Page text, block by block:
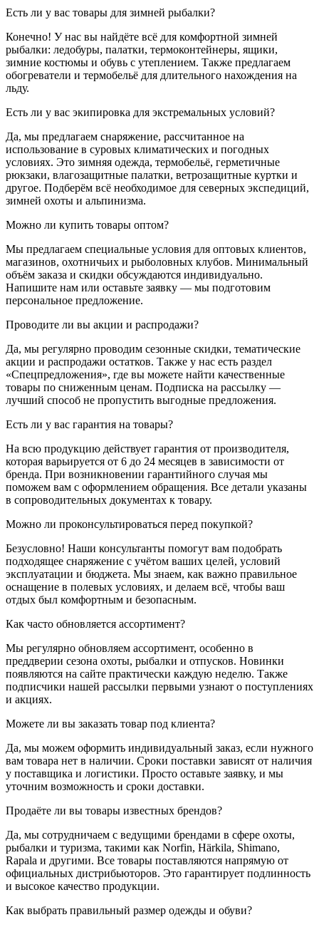
Есть ли у вас товары для зимней рыбалки?
Конечно! У нас вы найдёте всё для комфортной зимней
рыбалки: ледобуры, палатки, термоконтейнеры, ящики,
зимние костюмы и обувь с утеплением. Также предлагаем
обогреватели и термобельё для длительного нахождения на
льду.
Есть ли у вас экипировка для экстремальных условий?
Да, мы предлагаем снаряжение, рассчитанное на
использование в суровых климатических и погодных
условиях. Это зимняя одежда, термобельё, герметичные
рюкзаки, влагозащитные палатки, ветрозащитные куртки и
другое. Подберём всё необходимое для северных экспедиций,
зимней охоты и альпинизма.
Можно ли купить товары оптом?
Мы предлагаем специальные условия для оптовых клиентов,
магазинов, охотничьих и рыболовных клубов. Минимальный
объём заказа и скидки обсуждаются индивидуально.
Напишите нам или оставьте заявку — мы подготовим
персональное предложение.
Проводите ли вы акции и распродажи?
Да, мы регулярно проводим сезонные скидки, тематические
акции и распродажи остатков. Также у нас есть раздел
«Спецпредложения», где вы можете найти качественные
товары по сниженным ценам. Подписка на рассылку —
лучший способ не пропустить выгодные предложения.
Есть ли у вас гарантия на товары?
На всю продукцию действует гарантия от производителя,
которая варьируется от 6 до 24 месяцев в зависимости от
бренда. При возникновении гарантийного случая мы
поможем вам с оформлением обращения. Все детали указаны
в сопроводительных документах к товару.
Можно ли проконсультироваться перед покупкой?
Безусловно! Наши консультанты помогут вам подобрать
подходящее снаряжение с учётом ваших целей, условий
эксплуатации и бюджета. Мы знаем, как важно правильное
оснащение в полевых условиях, и делаем всё, чтобы ваш
отдых был комфортным и безопасным.
Как часто обновляется ассортимент?
Мы регулярно обновляем ассортимент, особенно в
преддверии сезона охоты, рыбалки и отпусков. Новинки
появляются на сайте практически каждую неделю. Также
подписчики нашей рассылки первыми узнают о поступлениях
и акциях.
Можете ли вы заказать товар под клиента?
Да, мы можем оформить индивидуальный заказ, если нужного
вам товара нет в наличии. Сроки поставки зависят от наличия
у поставщика и логистики. Просто оставьте заявку, и мы
уточним возможность и сроки доставки.
Продаёте ли вы товары известных брендов?
Да, мы сотрудничаем с ведущими брендами в сфере охоты,
рыбалки и туризма, такими как Norfin, Härkila, Shimano,
Rapala и другими. Все товары поставляются напрямую от
официальных дистрибьюторов. Это гарантирует подлинность
и высокое качество продукции.
Как выбрать правильный размер одежды и обуви?